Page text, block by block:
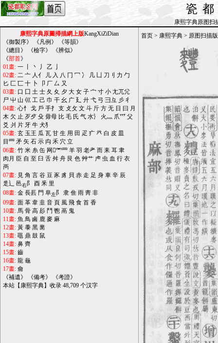
瓷
康熙字典原图扫
康熙字典原圖掃描網上版KangXiZiDian
《御製序》 《凡例 》 《等韻》
《總目 》 《檢字》 《辨似》
《部首》
01畫: 一 丶 丿 乙
02畫: 二 亠 人亻 儿 入 八 冂 冖 冫 几 凵 刀刂 力 勹
匕 匚 匸 十 卜 卩 厂 厶 又
03畫: 口 囗 土 士 夂 夊 夕 大 女 子 宀 寸 小 尢兀尣
尸 屮 山 巛 工 己 巾 干 幺 广 廴 廾 弋 弓 彐彑 彡 彳
04畫: 心忄 戈 戶 手扌 支 攴攵 文 斗 斤 方 无 日 曰 月
木 欠 止 歹歺 殳 毋母 比 毛 氏 气 水氵 火灬 爪爫 父
爻 爿 片 牙 牛 犬犭
05畫: 玄 玉王 瓜 瓦 甘 生 用 田 疋 疒 癶 白 皮 皿
目罒 矛 矢 石 示 禸 禾 穴 立
06畫: 竹 米 糸 缶 网罓罒 羊 羽 老耂 而 耒 耳 聿
肉月 臣 自 至 臼 舌 舛 舟 艮 色 艸艹 虍 虫 血 行 衣
襾
07畫: 見 角 言 谷 豆 豕 豸 貝 赤 走 足 身 車 辛 辰
辵辶
邑右阝 酉 釆 里
08畫: 金 長镸 門 阜左阝 隶 隹 雨 靑 非
09畫: 面 革 韋 韭 音 頁 風 飛 食 首 香
10畫: 馬 骨 高 髟 鬥 鬯 鬲 鬼
11畫: 魚 鳥 鹵 鹿 麥 麻
12畫: 黃 黍 黑 黹
13畫: 黽 鼎 鼓 鼠
14畫: 鼻 齊
15畫: 齒
16畫: 龍 龜
17畫: 龠
《補遺》 《備考》 《考證》
本站【康熙字典】收录 48,709 个汉字
首页 > 康熙字典 > 原图扫描版